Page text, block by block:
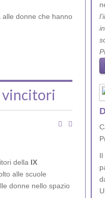
donne che hanno
vincitori
della IX
alle scuole
donne nello spazio
Il